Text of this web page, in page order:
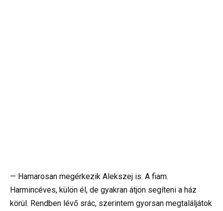
— Hamarosan megérkezik Alekszej is. A fiam.
Harmincéves, külön él, de gyakran átjön segíteni a ház
körül. Rendben lévő srác, szerintem gyorsan megtaláljátok